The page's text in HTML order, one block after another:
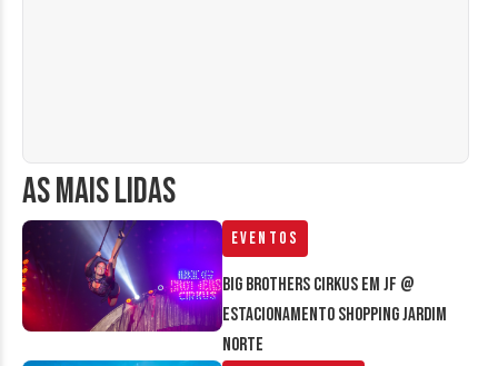
AS MAIS LIDAS
Eventos
Big Brothers Cirkus em JF @
estacionamento Shopping Jardim
Norte